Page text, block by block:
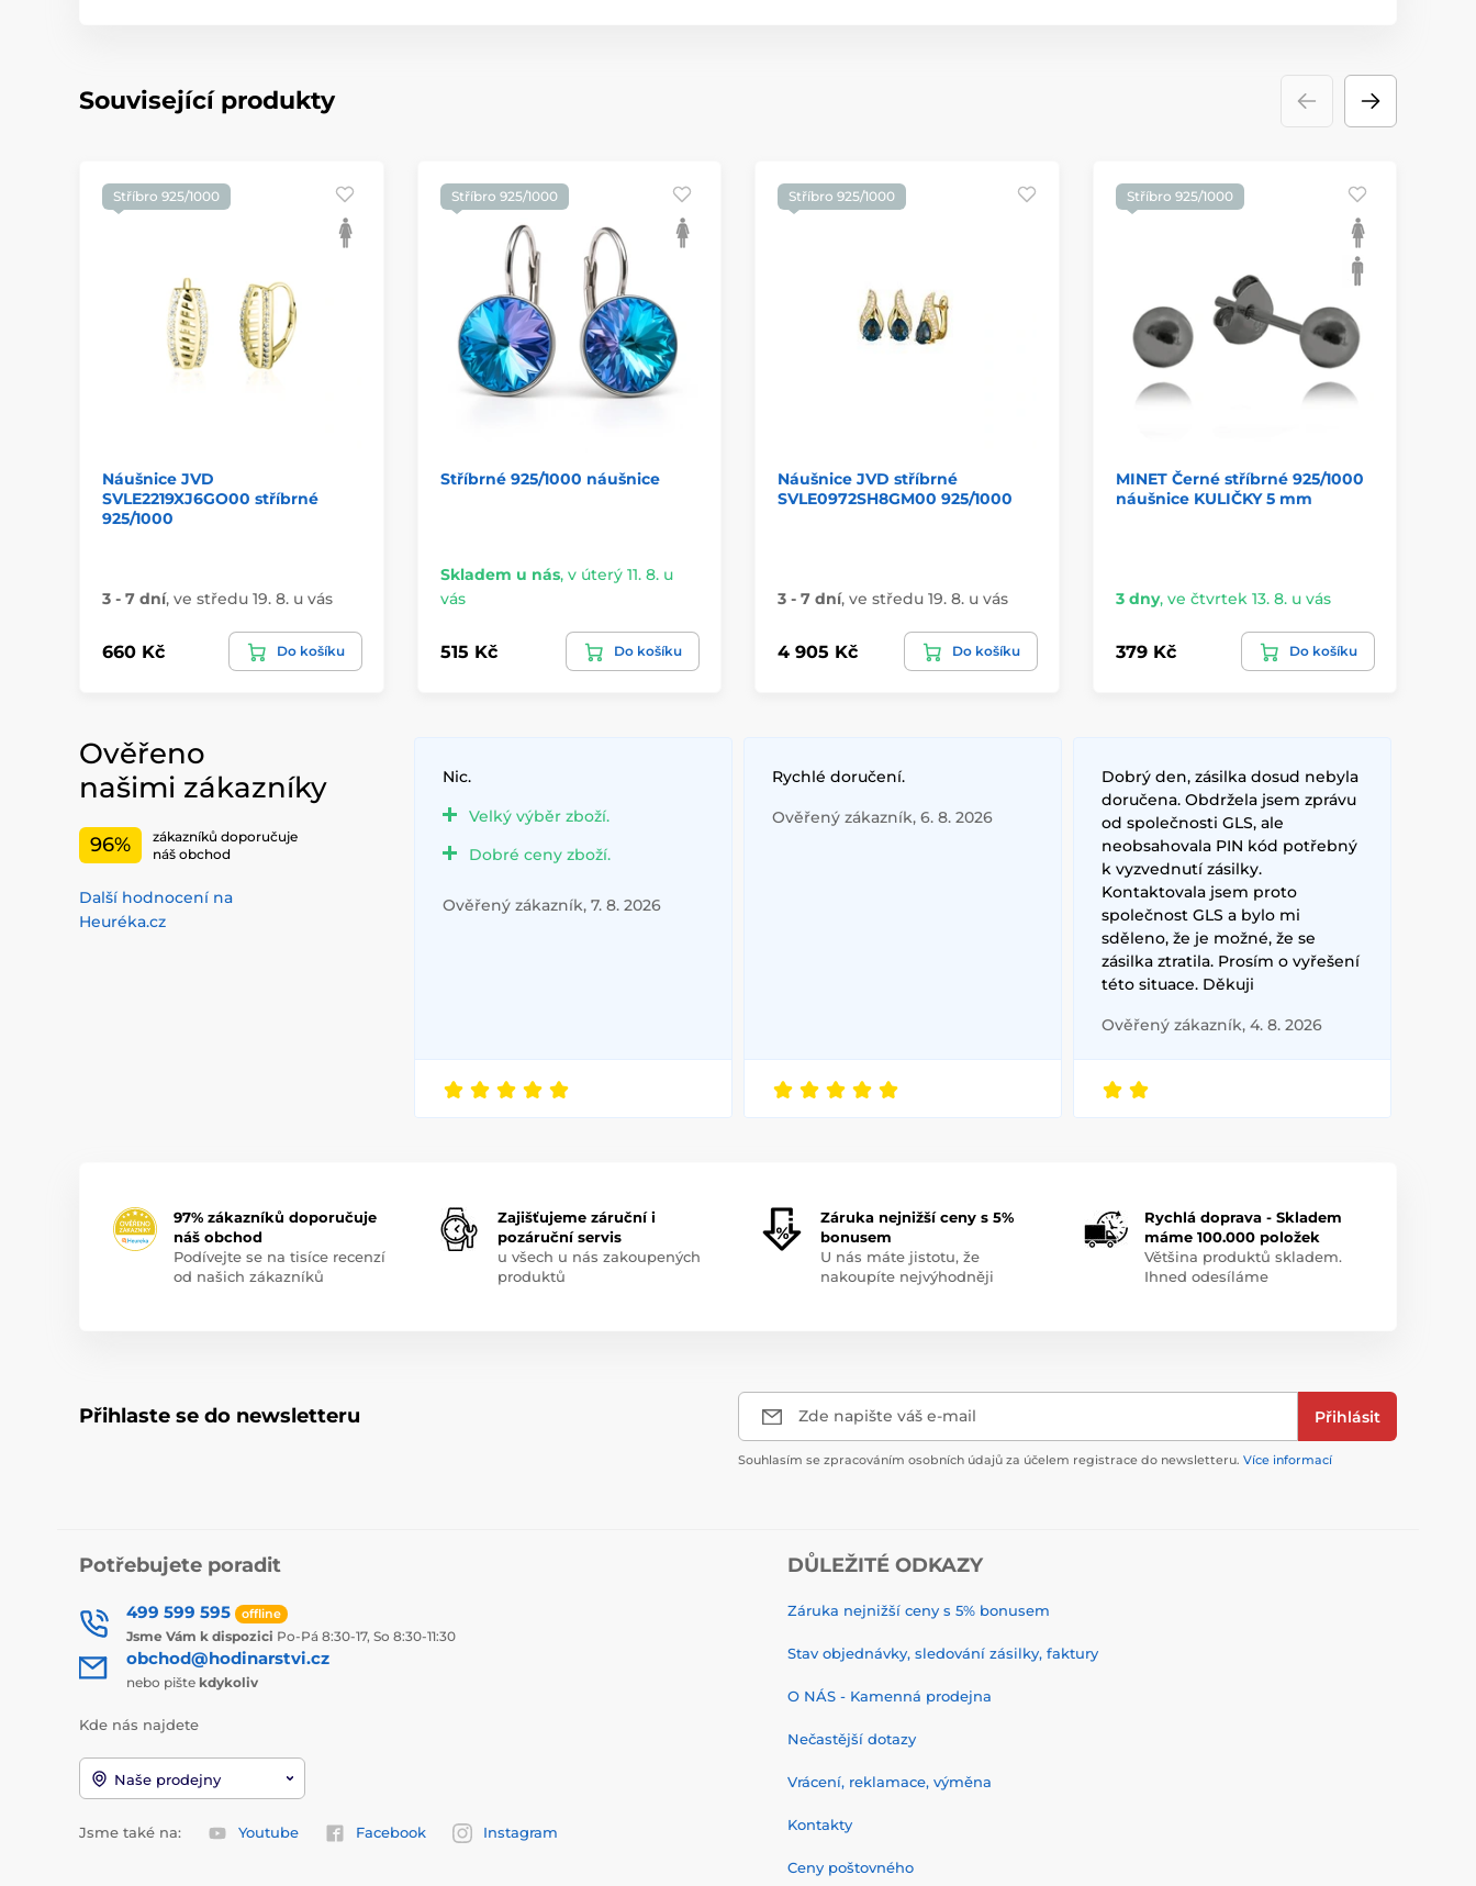
Související produkty
Stříbro 925/1000
Náušnice JVD
SVLE2219XJ6GO00 stříbrné
925/1000
3 - 7 dní, ve středu 19. 8. u vás
660 Kč Do košíku
Stříbro 925/1000
Stříbrné 925/1000 náušnice
Skladem u nás, v úterý 11. 8. u
vás
515 Kč Do košíku
Stříbro 925/1000
Náušnice JVD stříbrné
SVLE0972SH8GM00 925/1000
3 - 7 dní, ve středu 19. 8. u vás
4 905 Kč Do košíku
Stříbro 925/1000
MINET Černé stříbrné 925/1000
náušnice KULIČKY 5 mm
3 dny, ve čtvrtek 13. 8. u vás
379 Kč Do košíku
Ověřeno
našimi zákazníky
96%
zákazníků doporučuje
náš obchod
Další hodnocení na
Heuréka.cz
Nic.
Velký výběr zboží.
Dobré ceny zboží.
Ověřený zákazník, 7. 8. 2026
Rychlé doručení.
Ověřený zákazník, 6. 8. 2026
Dobrý den, zásilka dosud nebyla
doručena. Obdržela jsem zprávu
od společnosti GLS, ale
neobsahovala PIN kód potřebný
k vyzvednutí zásilky.
Kontaktovala jsem proto
společnost GLS a bylo mi
sděleno, že je možné, že se
zásilka ztratila. Prosím o vyřešení
této situace. Děkuji
Ověřený zákazník, 4. 8. 2026
97% zákazníků doporučuje
náš obchod
Podívejte se na tisíce recenzí
od našich zákazníků
Zajišťujeme záruční i
pozáruční servis
u všech u nás zakoupených
produktů
Záruka nejnižší ceny s 5%
bonusem
U nás máte jistotu, že
nakoupíte nejvýhodněji
Rychlá doprava - Skladem
máme 100.000 položek
Většina produktů skladem.
Ihned odesíláme
Přihlaste se do newsletteru Zde napište váš e-mail Přihlásit
Souhlasím se zpracováním osobních údajů za účelem registrace do newsletteru. Více informací
Potřebujete poradit
499 599 595 offline
Jsme Vám k dispozici Po-Pá 8:30-17, So 8:30-11:30
obchod@hodinarstvi.cz
nebo pište kdykoliv
Kde nás najdete
Naše prodejny
Jsme také na: Youtube Facebook Instagram
DŮLEŽITÉ ODKAZY
Záruka nejnižší ceny s 5% bonusem
Stav objednávky, sledování zásilky, faktury
O NÁS - Kamenná prodejna
Nečastější dotazy
Vrácení, reklamace, výměna
Kontakty
Ceny poštovného